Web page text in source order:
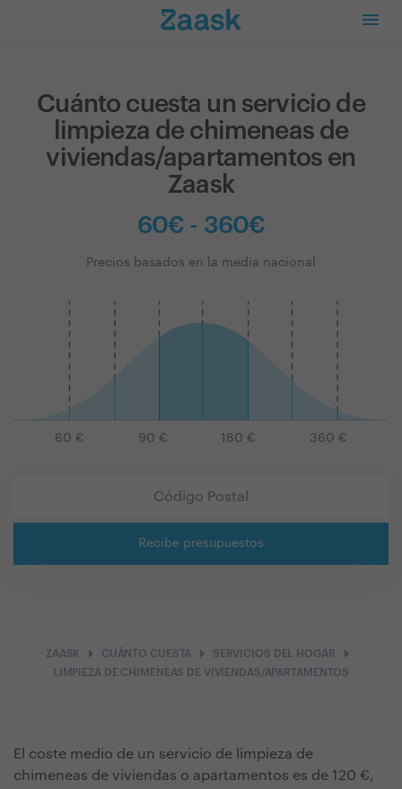
Cuánto cuesta un servicio de
limpieza de chimeneas de
viviendas/apartamentos en
Zaask
60€ - 360€
Precios basados en la media nacional
60 € 90 € 180 € 360 €
Recibe presupuestos
ZAASK arrow_right CUÁNTO CUESTA arrow_right SERVICIOS DEL HOGAR arrow_right
LIMPIEZA DE CHIMENEAS DE VIVIENDAS/APARTAMENTOS
El coste medio de un servicio de limpieza de
chimeneas de viviendas o apartamentos es de 120 €,